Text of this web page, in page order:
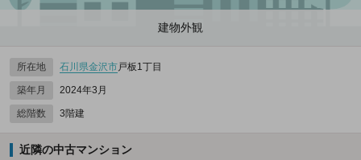
建物外観
所在地 石川県金沢市戸板1丁目
築年月 2024年3月
総階数 3階建
近隣の中古マンション